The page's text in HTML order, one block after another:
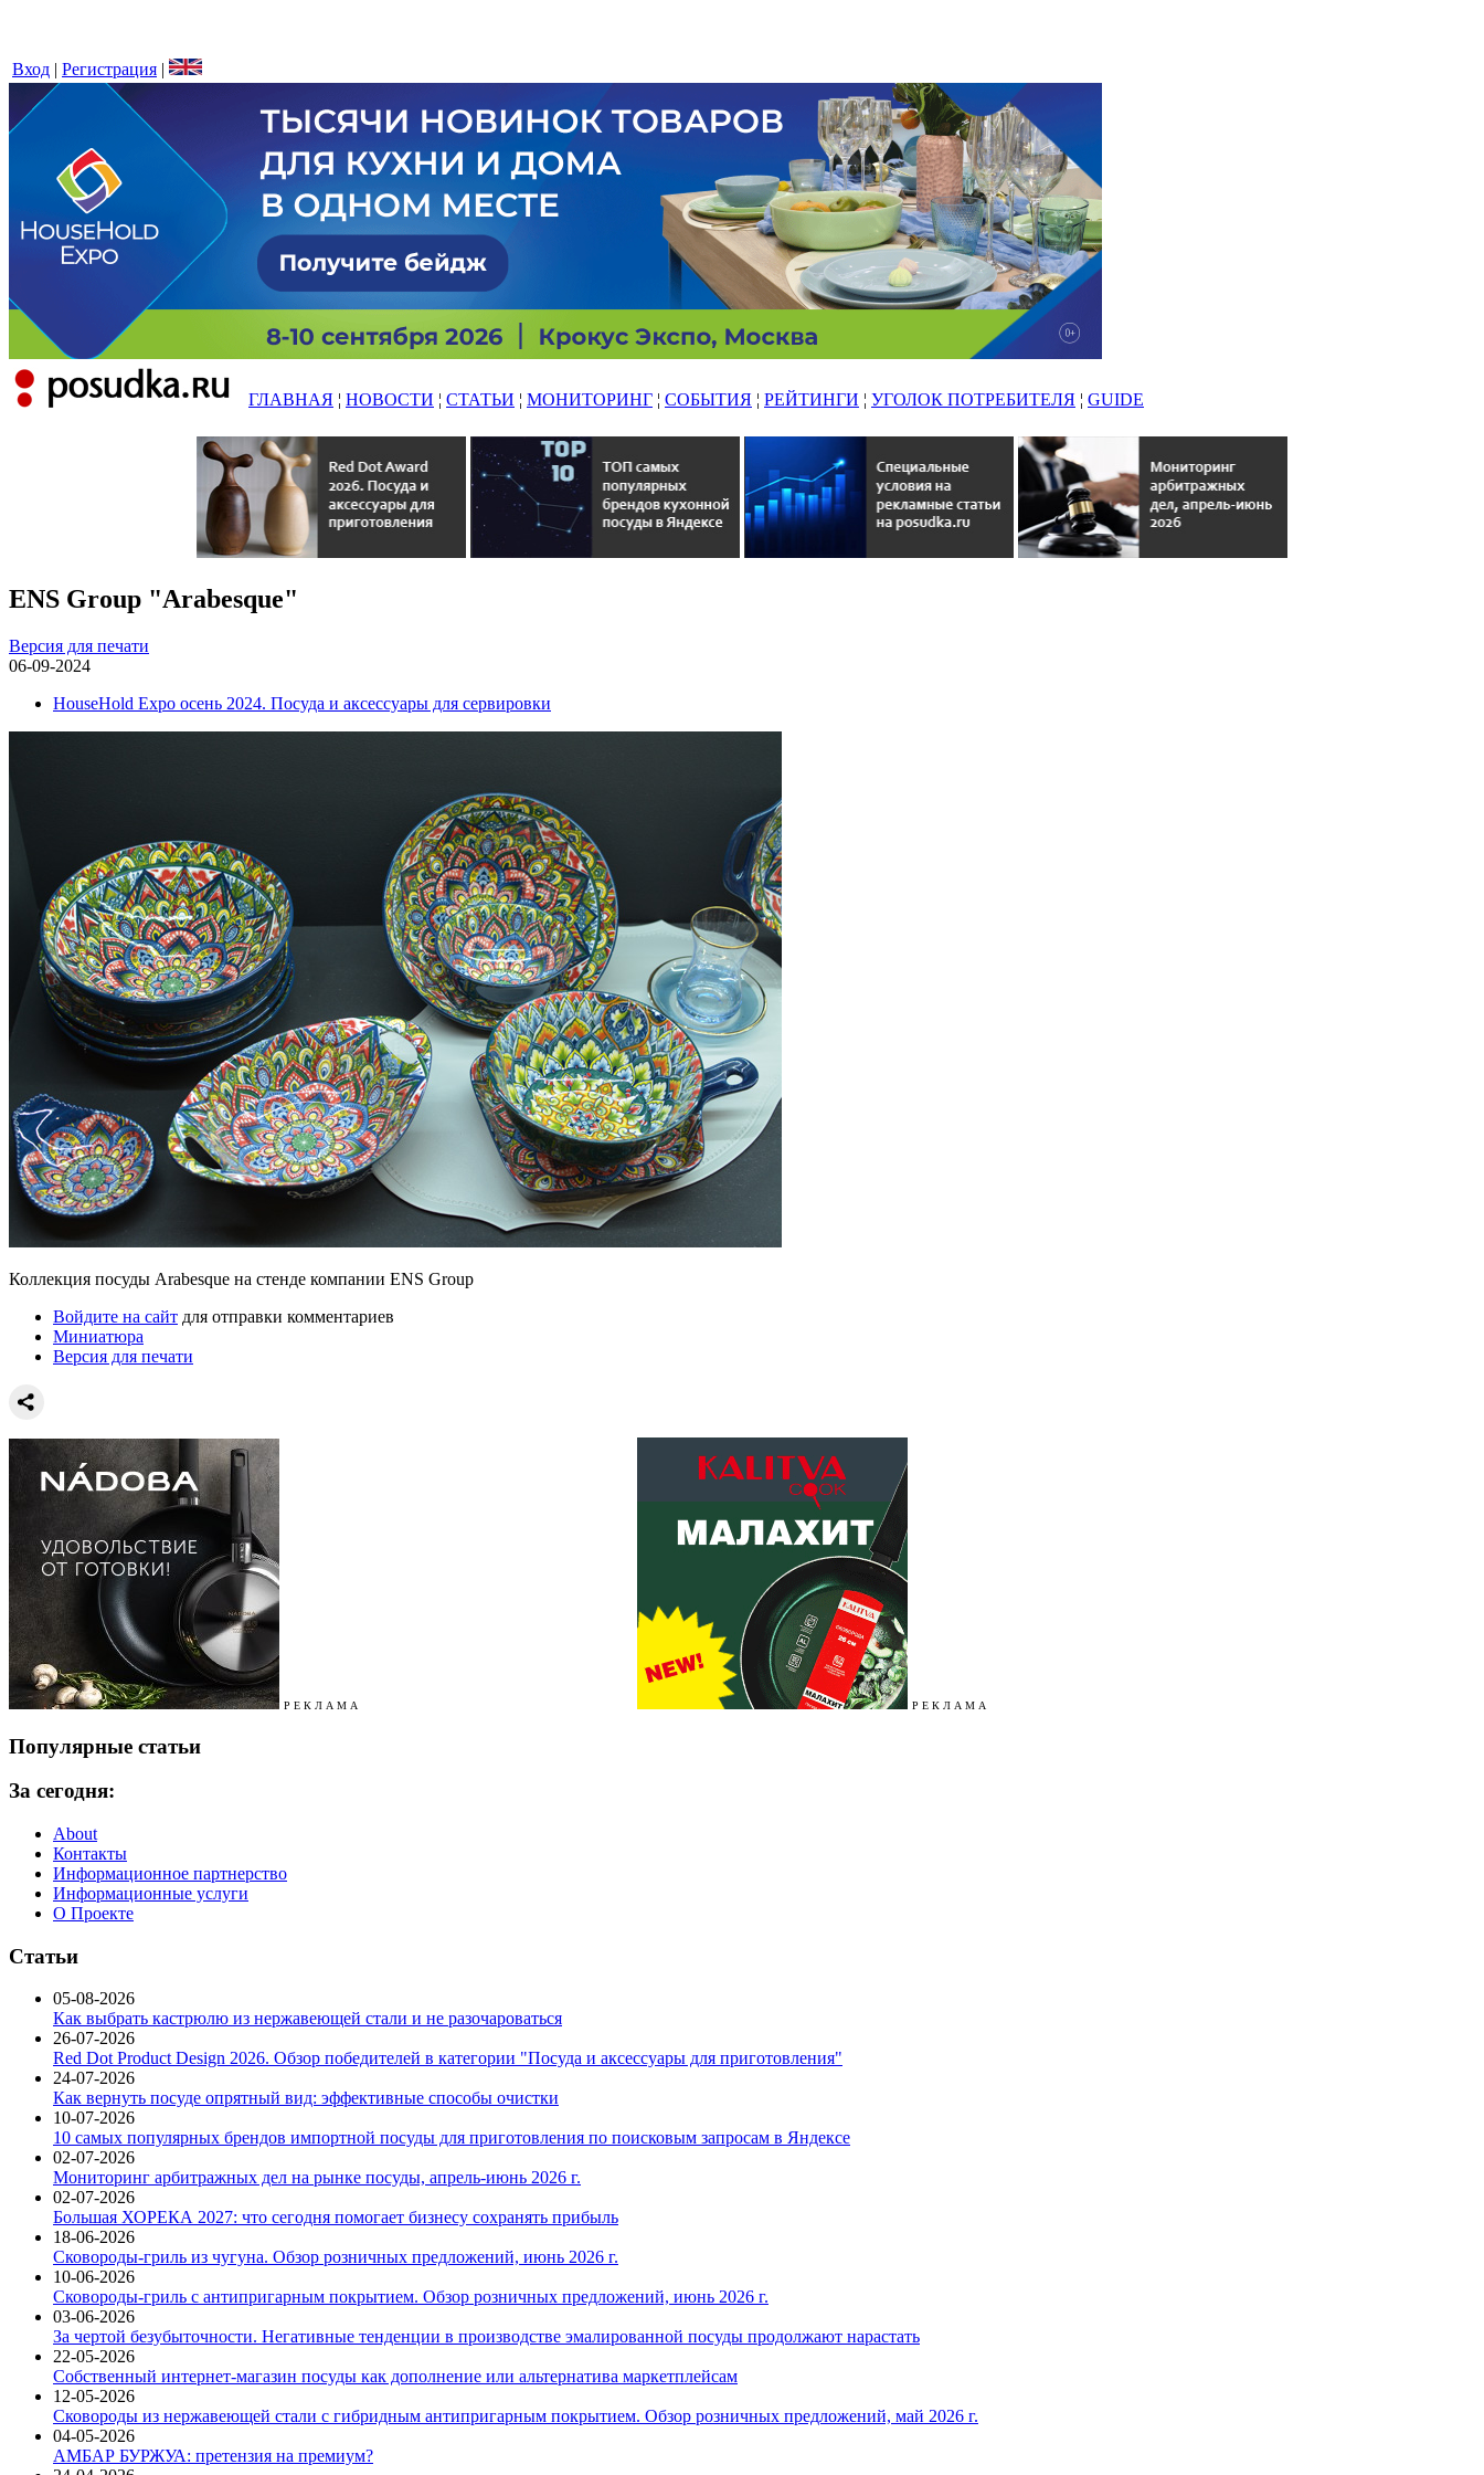
Вход | Регистрация |
ГЛАВНАЯ ¦ НОВОСТИ ¦ СТАТЬИ ¦ МОНИТОРИНГ ¦ СОБЫТИЯ ¦ РЕЙТИНГИ ¦ УГОЛОК ПОТРЕБИТЕЛЯ ¦ GUIDE
ENS Group "Arabesque"
Версия для печати
06-09-2024
HouseHold Expo осень 2024. Посуда и аксессуары для сервировки
Коллекция посуды Arabesque на стенде компании ENS Group
Войдите на сайт для отправки комментариев
Миниатюра
Версия для печати
Р Е К Л А М А Р Е К Л А М А
Популярные статьи
За сегодня:
About
Контакты
Информационное партнерство
Информационные услуги
О Проекте
Статьи
05-08-2026
Как выбрать кастрюлю из нержавеющей стали и не разочароваться
26-07-2026
Red Dot Product Design 2026. Обзор победителей в категории "Посуда и аксессуары для приготовления"
24-07-2026
Как вернуть посуде опрятный вид: эффективные способы очистки
10-07-2026
10 самых популярных брендов импортной посуды для приготовления по поисковым запросам в Яндексе
02-07-2026
Мониторинг арбитражных дел на рынке посуды, апрель-июнь 2026 г.
02-07-2026
Большая ХОРЕКА 2027: что сегодня помогает бизнесу сохранять прибыль
18-06-2026
Сковороды-гриль из чугуна. Обзор розничных предложений, июнь 2026 г.
10-06-2026
Сковороды-гриль с антипригарным покрытием. Обзор розничных предложений, июнь 2026 г.
03-06-2026
За чертой безубыточности. Негативные тенденции в производстве эмалированной посуды продолжают нарастать
22-05-2026
Собственный интернет-магазин посуды как дополнение или альтернатива маркетплейсам
12-05-2026
Сковороды из нержавеющей стали с гибридным антипригарным покрытием. Обзор розничных предложений, май 2026 г.
04-05-2026
АМБАР БУРЖУА: претензия на премиум?